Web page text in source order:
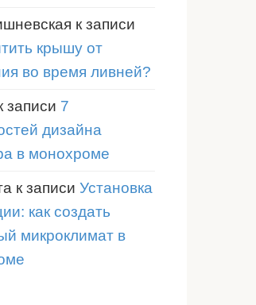
к записи
крышу от
во время ливней?
записи 7
дизайна
в монохроме
к записи Установка
как создать
микроклимат в